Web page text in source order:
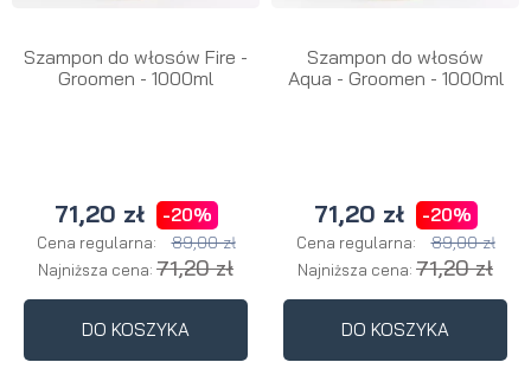
Szampon do włosów Fire -
Groomen - 1000ml
71,20 zł -20%
Cena regularna: 89,00 zł
Najniższa cena: 71,20 zł
DO KOSZYKA
Szampon do włosów
Aqua - Groomen - 1000ml
71,20 zł -20%
Cena regularna: 89,00 zł
Najniższa cena: 71,20 zł
DO KOSZYKA